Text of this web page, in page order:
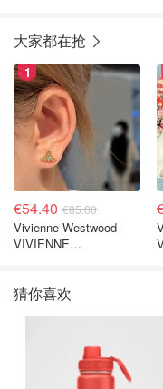
大家都在抢
1
€54.40 €85.00
Vivienne Westwood
VIVIENNE
猜你喜欢